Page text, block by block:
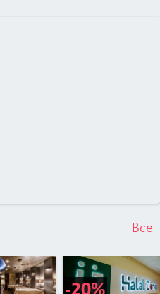
Все
-20%